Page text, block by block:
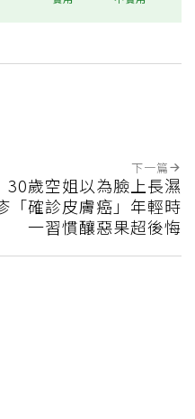
下一篇
30歲空姐以為臉上長濕
「確診皮膚癌」年輕時
一習慣釀惡果超後悔